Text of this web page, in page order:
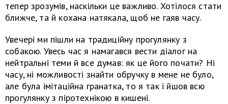
тепер зрозумів, наскільки це важливо. Хотілося стати
ближче, та й кохана натякала, щоб не гаяв часу.
Увечері ми пішли на традиційну прогулянку з
собакою. Увесь час я намагався вести діалог на
нейтральні теми й все думав: як це його почати? Ні
часу, ні можливості знайти обручку в мене не було,
але була імітаційна гранатка, то я так і йшов всю
прогулянку з піротехнікою в кишені.